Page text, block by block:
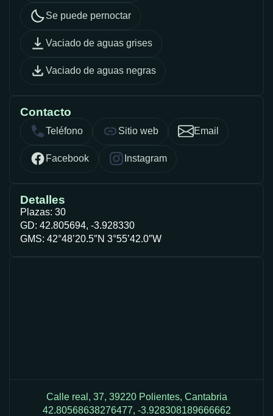
Se puede pernoctar
Vaciado de aguas grises
Vaciado de aguas negras
Contacto
Teléfono Sitio web Email
Facebook Instagram
Detalles
Plazas: 30
GD: 42.805694, -3.928330
GMS: 42°48’20.5″N 3°55’42.0″W
Calle real, 37, 39220 Polientes, Cantabria
42.80568638276477, -3.928308189666662